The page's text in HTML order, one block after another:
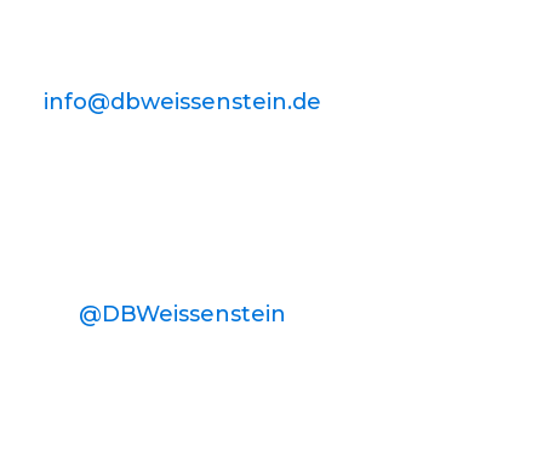
info@dbweissenstein.de
@DBWeissenstein